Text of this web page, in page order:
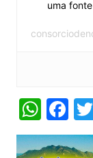
uma
W
h
at
F
a
c